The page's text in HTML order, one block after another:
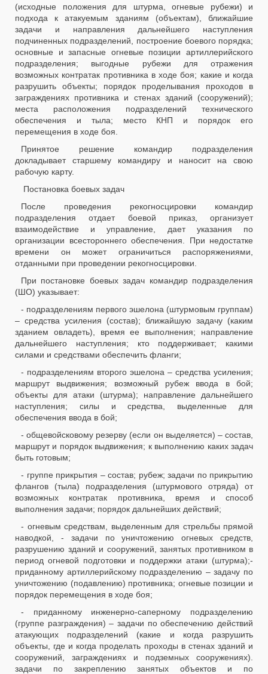
(исходные положения для штурма, огневые рубежи) и
подхода к атакуемым зданиям (объектам), ближайшие
задачи и направления дальнейшего наступления
подчиненных подразделений, построение боевого порядка;
основные и запасные огневые позиции артиллерийского
подразделения; выгодные рубежи для отражения
возможных контратак противника в ходе боя; какие и когда
разрушить объекты; порядок проделывания проходов в
заграждениях противника и стенах зданий (сооружений);
места расположения подразделений технического
обеспечения и тыла; место КНП и порядок его
перемещения в ходе боя.
Принятое решение командир подразделения
докладывает старшему командиру и наносит на свою
рабочую карту.
Постановка боевых задач
После проведения рекогносцировки командир
подразделения отдает боевой приказ, организует
взаимодействие и управление, дает указания по
организации всестороннего обеспечения. При недостатке
времени он может ограничиться распоряжениями,
отданными при проведении рекогносцировки.
При постановке боевых задач командир подразделения
(ШО) указывает:
- подразделениям первого эшелона (штурмовым группам)
– средства усиления (состав); ближайшую задачу (каким
зданием овладеть), время ее выполнения; направление
дальнейшего наступления; кто поддерживает; какими
силами и средствами обеспечить фланги;
- подразделениям второго эшелона – средства усиления;
маршрут выдвижения; возможный рубеж ввода в бой;
объекты для атаки (штурма); направление дальнейшего
наступления; силы и средства, выделенные для
обеспечения ввода в бой;
- общевойсковому резерву (если он выделяется) – состав,
маршрут и порядок выдвижения; к выполнению каких задач
быть готовым;
- группе прикрытия – состав; рубеж; задачи по прикрытию
флангов (тыла) подразделения (штурмового отряда) от
возможных контратак противника, время и способ
выполнения задачи; порядок дальнейших действий;
- огневым средствам, выделенным для стрельбы прямой
наводкой, - задачи по уничтожению огневых средств,
разрушению зданий и сооружений, занятых противником в
период огневой подготовки и поддержки атаки (штурма);-
приданному артиллерийскому подразделению – задачу по
уничтожению (подавлению) противника; огневые позиции и
порядок перемещения в ходе боя;
- приданному инженерно-саперному подразделению
(группе разграждения) – задачи по обеспечению действий
атакующих подразделений (какие и когда разрушить
объекты, где и когда проделать проходы в стенах зданий и
сооружений, заграждениях и подземных сооружениях).
задачи по закреплению занятых объектов и по